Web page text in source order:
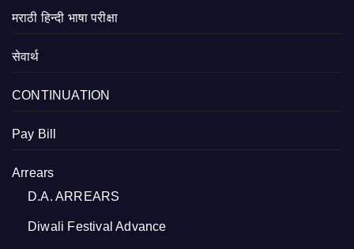
मराठी हिन्दी भाषा परीक्षा
सेवार्थ
CONTINUATION
Pay Bill
Arrears
D.A. ARREARS
Diwali Festival Advance